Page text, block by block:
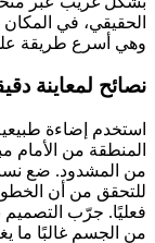
الحقيقي، في
وهي أسرع طريقة على
نصائح لمعاينة
استخدم إضاءة
المنطقة من الأمام
من المشدود. ضع
للتحقق من أن
فعليًا. جرّب التصميم
من الجسم غالبًا ما